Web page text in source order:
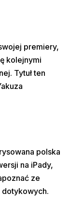
premiery,
kolejnymi
Tytuł ten
polska
na iPady,
ze
dotykowych.